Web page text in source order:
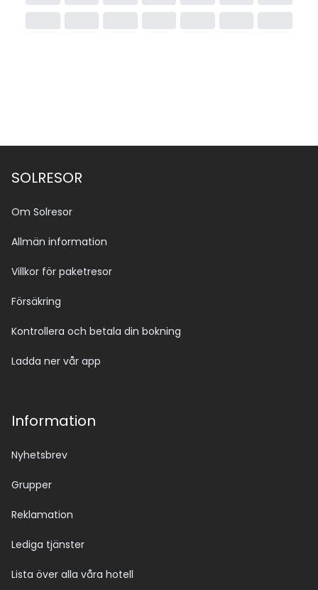
SOLRESOR
Om Solresor
Allmän information
Villkor för paketresor
Försäkring
Kontrollera och betala din bokning
Ladda ner vår app
Information
Nyhetsbrev
Grupper
Reklamation
Lediga tjänster
Lista över alla våra hotell